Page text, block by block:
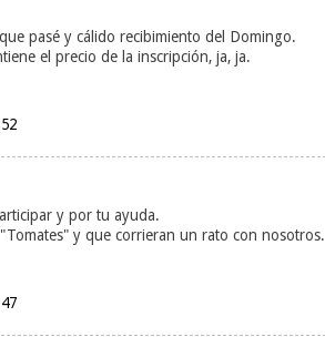
pasé y cálido recibimiento del Domingo.
el precio de la inscripción, ja, ja.
y por tu ayuda.
y que corrieran un rato con nosotros.